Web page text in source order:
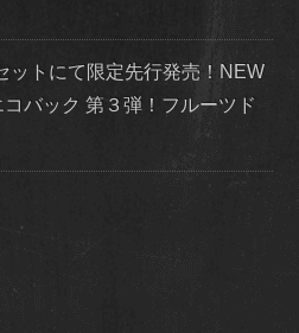
ットにて限定先行発売！NEW
バック 第３弾！フルーツド